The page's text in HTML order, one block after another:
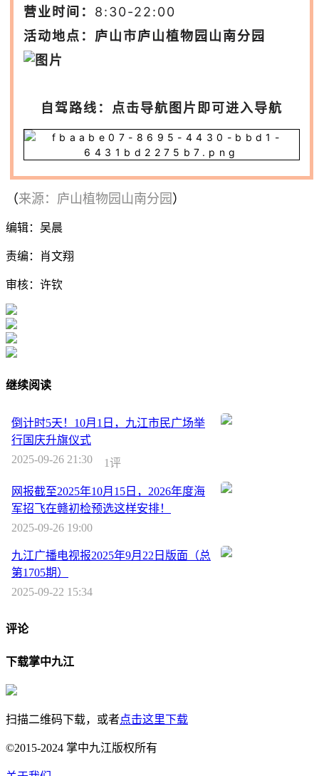
营业时间： 8:30-22:00
活动地点：庐山市庐山植物园山南分园
自驾路线：点击导航图片即可进入导航
（来源：庐山植物园山南分园）
编辑：吴晨
责编：肖文翔
审核：许钦
继续阅读
倒计时5天！10月1日，九江市民广场举
行国庆升旗仪式
2025-09-26 21:30
1评
网报截至2025年10月15日，2026年度海
军招飞在赣初检预选这样安排！
2025-09-26 19:00
九江广播电视报2025年9月22日版面（总
第1705期）
2025-09-22 15:34
评论
下载掌中九江
扫描二维码下载，或者点击这里下载
©2015-2024 掌中九江版权所有